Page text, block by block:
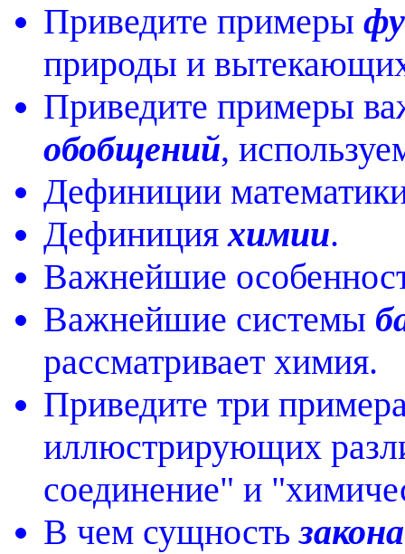
Приведите примеры
природы и
Приведите примеры
обобщений,
Дефиниции
Дефиницияхимии.
Важнейшие
Важнейшие системы
рассматривает химия.
Приведите три
иллюстрирующих
соединение" и
В чем сущность